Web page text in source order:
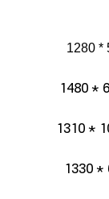
1280 *
1480 *
1310 *
1330 *